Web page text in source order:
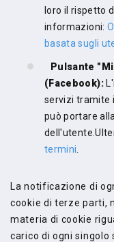
loro il rispetto
informazioni:
basata sugli
Pulsante
(Facebook):
servizi tramite
può portare
termini
La notificazione di
cookie di terze parti,
materia di cookie
carico di ogni